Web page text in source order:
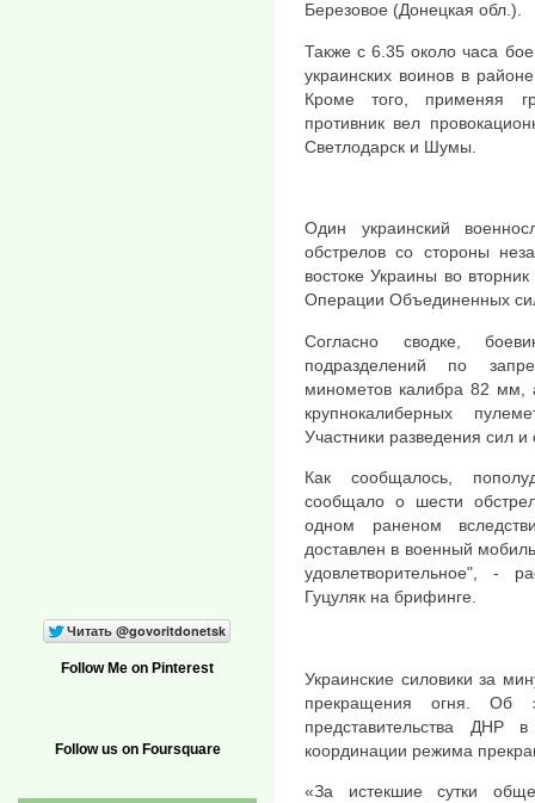
Березовое (Донецкая обл.).
Также с 6.35 около часа
украинских воинов в
Кроме того, применяя
противник вел
Светлодарск и Шумы.
Один украинский
обстрелов со стороны
востоке Украины во
Операции Объединенных
Согласно сводке,
подразделений по
минометов калибра 82 мм,
крупнокалиберных
Участники разведения сил
Как сообщалось,
сообщало о шести
одном раненом
доставлен в военный
удовлетворительное", -
Гуцуляк на брифинге.
Украинские силовики за
прекращения огня. Об
представительства
координации режима
«За истекшие сутки
Follow Me on Pinterest
Follow us on Foursquare